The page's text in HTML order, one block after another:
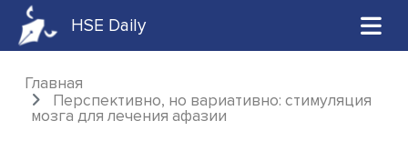
HSE Daily
Главная
Перспективно, но вариативно: